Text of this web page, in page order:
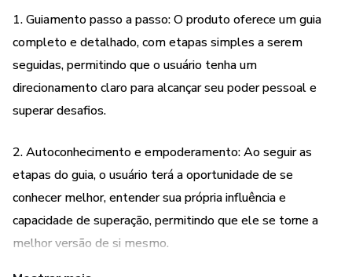
1. Guiamento passo a passo: O produto oferece um guia
completo e detalhado, com etapas simples a serem
seguidas, permitindo que o usuário tenha um
direcionamento claro para alcançar seu poder pessoal e
superar desafios.
2. Autoconhecimento e empoderamento: Ao seguir as
etapas do guia, o usuário terá a oportunidade de se
conhecer melhor, entender sua própria influência e
capacidade de superação, permitindo que ele se torne a
melhor versão de si mesmo.